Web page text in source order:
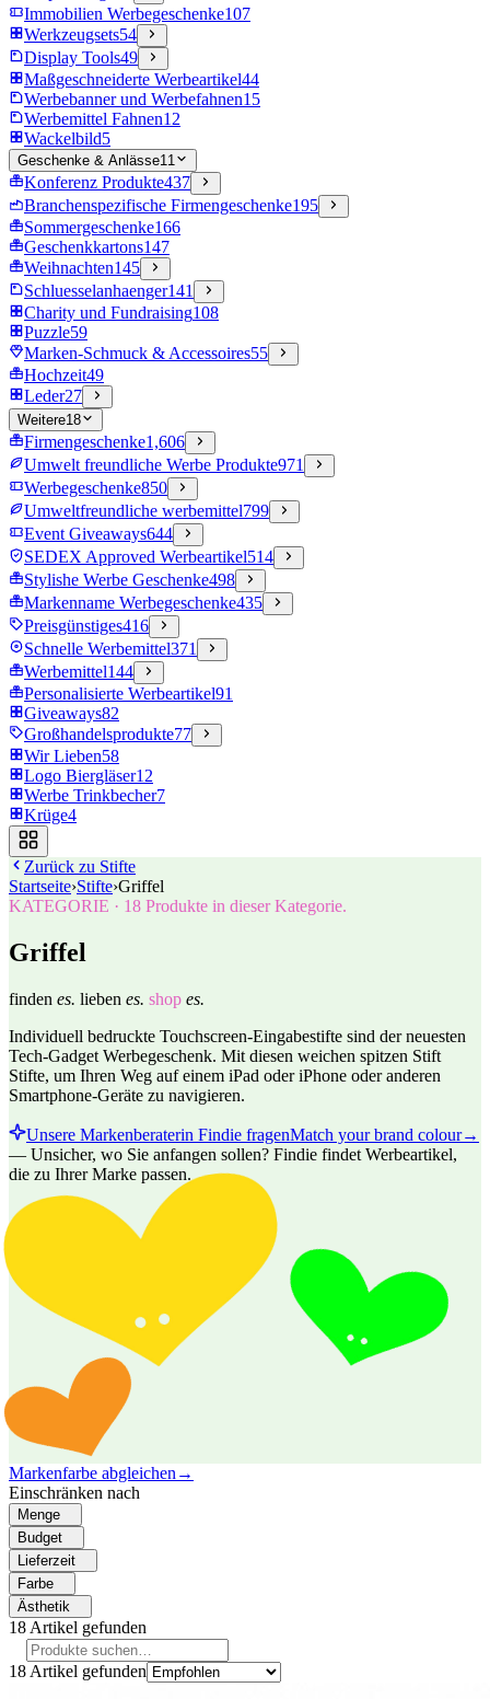
Immobilien Werbegeschenke107
Werkzeugsets54
Display Tools49
Maßgeschneiderte Werbeartikel44
Werbebanner und Werbefahnen15
Werbemittel Fahnen12
Wackelbild5
Geschenke & Anlässe11
Konferenz Produkte437
Branchenspezifische Firmengeschenke195
Sommergeschenke166
Geschenkkartons147
Weihnachten145
Schluesselanhaenger141
Charity und Fundraising108
Puzzle59
Marken-Schmuck & Accessoires55
Hochzeit49
Leder27
Weitere18
Firmengeschenke1,606
Umwelt freundliche Werbe Produkte971
Werbegeschenke850
Umweltfreundliche werbemittel799
Event Giveaways644
SEDEX Approved Werbeartikel514
Stylishe Werbe Geschenke498
Markenname Werbegeschenke435
Preisgünstiges416
Schnelle Werbemittel371
Werbemittel144
Personalisierte Werbeartikel91
Giveaways82
Großhandelsprodukte77
Wir Lieben58
Logo Biergläser12
Werbe Trinkbecher7
Krüge4
Zurück zu Stifte
Startseite›Stifte›Griffel
KATEGORIE · 18 Produkte in dieser Kategorie.
Griffel
finden es. lieben es. shop es.
Individuell bedruckte Touchscreen-Eingabestifte sind der neuesten
Tech-Gadget Werbegeschenk. Mit diesen weichen spitzen Stift
Stifte, um Ihren Weg auf einem iPad oder iPhone oder anderen
Smartphone-Geräte zu navigieren.
Unsere Markenberaterin Findie fragenMatch your brand colour→
— Unsicher, wo Sie anfangen sollen? Findie findet Werbeartikel,
die zu Ihrer Marke passen.
Markenfarbe abgleichen →
Einschränken nach
Menge
Budget
Lieferzeit
Farbe
Ästhetik
18 Artikel gefunden
18 Artikel gefunden